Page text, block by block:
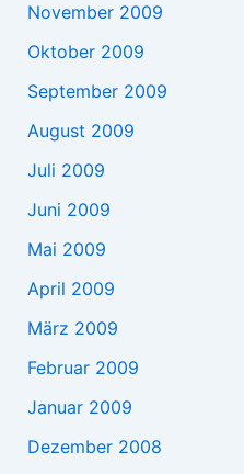
November 2009
Oktober 2009
September 2009
August 2009
Juli 2009
Juni 2009
Mai 2009
April 2009
März 2009
Februar 2009
Januar 2009
Dezember 2008